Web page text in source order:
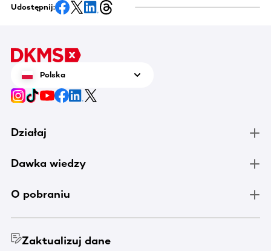
Udostępnij:
Polska
Działaj
Dawka wiedzy
O pobraniu
Zaktualizuj dane